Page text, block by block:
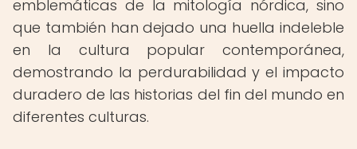
emblemáticas de la mitología nórdica, sino
que también han dejado una huella indeleble
en la cultura popular contemporánea,
demostrando la perdurabilidad y el impacto
duradero de las historias del fin del mundo en
diferentes culturas.